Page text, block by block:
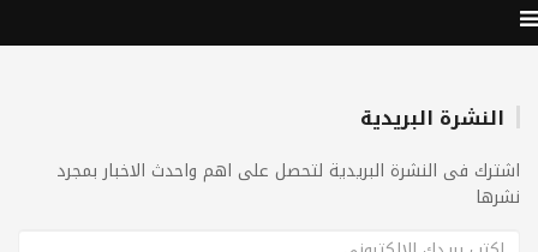
النشرة البريدية
اشترك فى النشرة البريدية لتحصل على اهم واحدث الاخبار بمجرد
نشرها